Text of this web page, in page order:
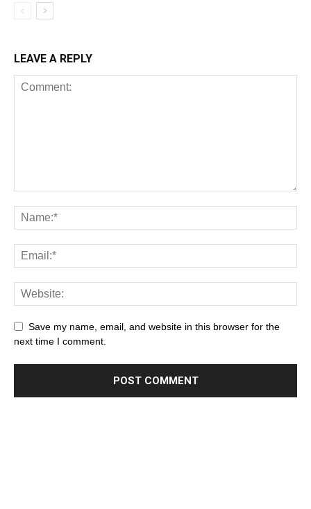
LEAVE A REPLY
Save my name, email, and website in this browser for the
next time I comment.